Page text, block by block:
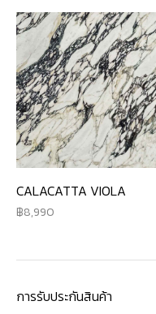
CALACATTA VIOLA
8,990
การรับประกันสินค้า